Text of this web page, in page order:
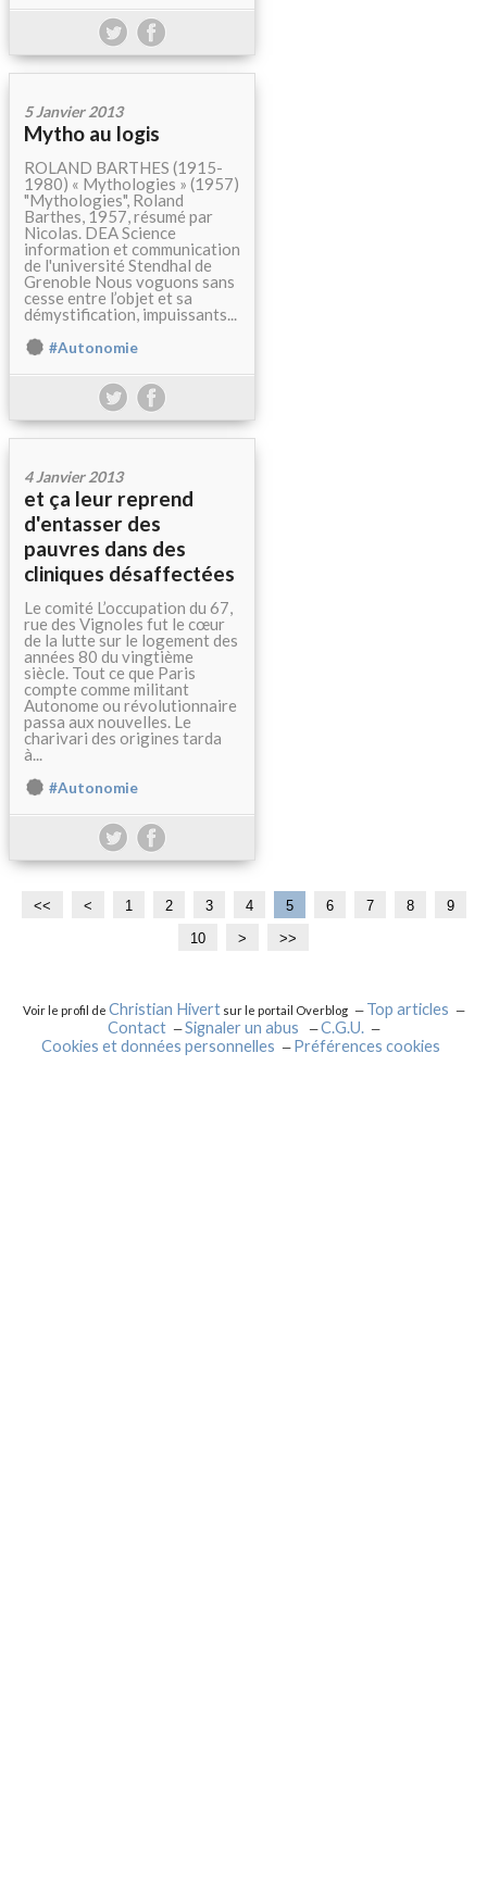
5 Janvier 2013
Mytho au logis
ROLAND BARTHES (1915-
1980) « Mythologies » (1957)
"Mythologies", Roland
Barthes, 1957, résumé par
Nicolas. DEA Science
information et communication
de l'université Stendhal de
Grenoble Nous voguons sans
cesse entre l’objet et sa
démystification, impuissants...
#Autonomie
4 Janvier 2013
et ça leur reprend
d'entasser des
pauvres dans des
cliniques désaffectées
Le comité L’occupation du 67,
rue des Vignoles fut le cœur
de la lutte sur le logement des
années 80 du vingtième
siècle. Tout ce que Paris
compte comme militant
Autonome ou révolutionnaire
passa aux nouvelles. Le
charivari des origines tarda
à...
#Autonomie
<< < 1 2 3 4 5 6 7 8
9
10
> >>
Voir le profil de Christian Hivertsur le portail Overblog
Top articles
Contact
Signaler un abus
C.G.U.
Cookies et données personnelles
Préférences cookies